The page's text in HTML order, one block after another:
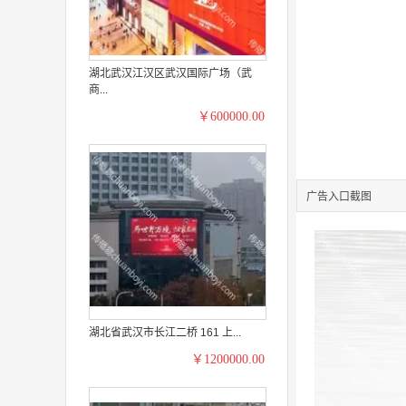
湖北武汉江汉区武汉国际广场（武
商...
￥600000.00
湖北省武汉市长江二桥 161 上...
￥1200000.00
广告入口截图